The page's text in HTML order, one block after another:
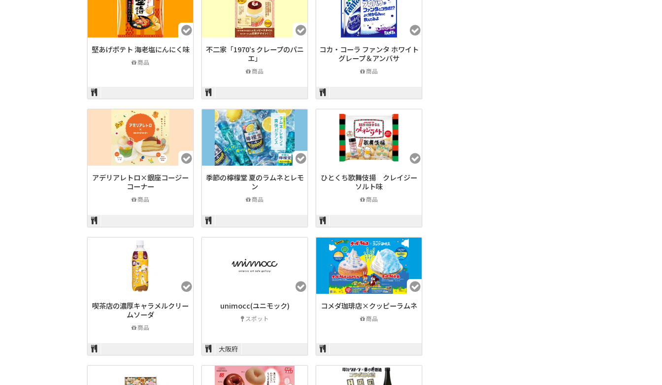
堅あげポテト 海老塩にんにく味
商品
不二家「1970’s クレープのパニ
エ」
商品
コカ・コーラ ファンタ ホワイト
グレープ＆アンバサ
商品
アデリアレトロ×銀座コージー
コーナー
商品
季節の檸檬堂 夏のラムネとレモ
ン
商品
ひとくち歌舞伎揚 クレイジー
ソルト味
商品
喫茶店の濃厚キャラメルクリー
ムソーダ
商品
unimocc(ユニモック)
スポット
大阪府
コメダ珈琲店×クッピーラムネ
商品